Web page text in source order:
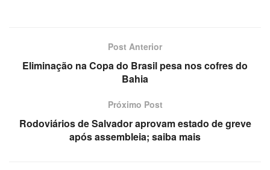
Post Anterior
Eliminação na Copa do Brasil pesa nos cofres do
Bahia
Próximo Post
Rodoviários de Salvador aprovam estado de greve
após assembleia; saiba mais